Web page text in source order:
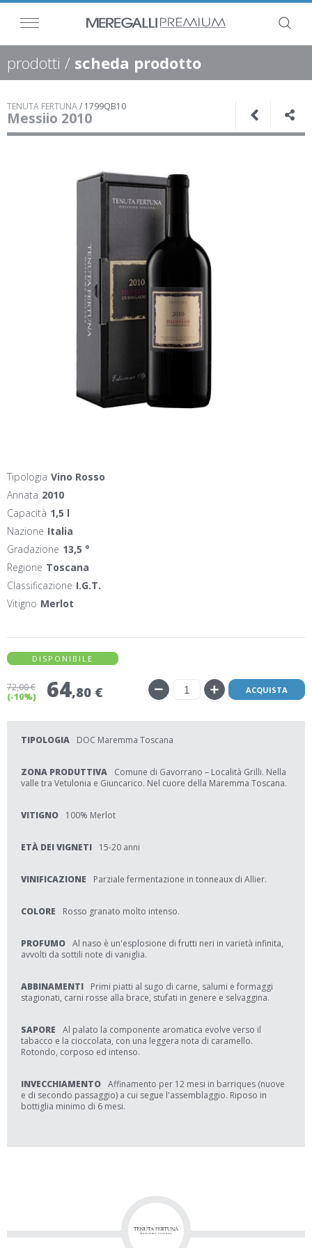
prodotti / scheda prodotto
TENUTA FERTUNA/ 1799QB10
Messiio 2010
Tipologia Vino Rosso
Annata 2010
Capacità 1,5 l
Nazione Italia
Gradazione 13,5 °
Regione Toscana
Classificazione I.G.T.
Vitigno Merlot
DISPONIBILE
72,00 €
(-10%)
64,80 € ACQUISTA
TIPOLOGIA DOC Maremma Toscana
ZONA PRODUTTIVA
Comune di Gavorrano – Località Grilli. Nella
valle tra Vetulonia e Giuncarico. Nel cuore della Maremma Toscana.
VITIGNO 100% Merlot
ETÀ DEI VIGNETI 15-20 anni
VINIFICAZIONE Parziale fermentazione in tonneaux di Allier.
COLORE Rosso granato molto intenso.
PROFUMO Al naso è un'esplosione di frutti neri in varietà infinita,
avvolti da sottili note di vaniglia.
ABBINAMENTI
Primi piatti al sugo di carne, salumi e formaggi
stagionati, carni rosse alla brace, stufati in genere e selvaggina.
SAPORE
Al palato la componente aromatica evolve verso il
tabacco e la cioccolata, con una leggera nota di caramello.
Rotondo, corposo ed intenso.
INVECCHIAMENTO Affinamento per 12 mesi in barriques (nuove
e di secondo passaggio) a cui segue l'assemblaggio. Riposo in
bottiglia minimo di 6 mesi.